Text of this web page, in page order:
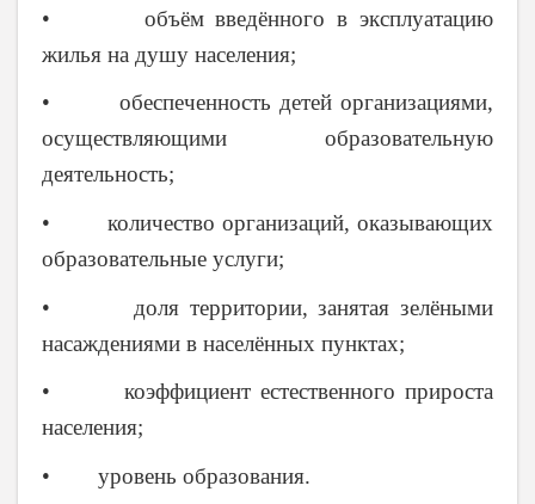
• объём введённого в эксплуатацию
жилья на душу населения;
• обеспеченность детей организациями,
осуществляющими образовательную
деятельность;
• количество организаций, оказывающих
образовательные услуги;
• доля территории, занятая зелёными
насаждениями в населённых пунктах;
• коэффициент естественного прироста
населения;
• уровень образования.